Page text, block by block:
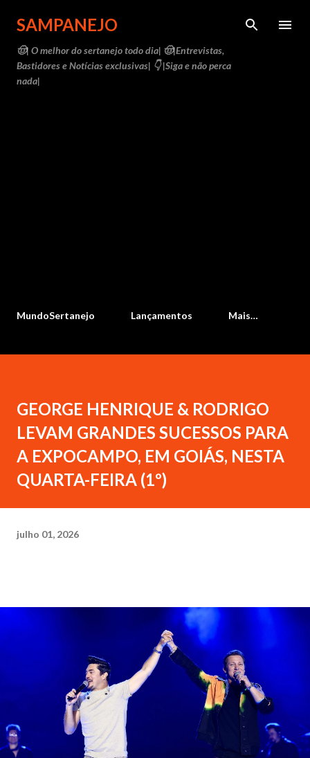
Pular para o conteúdo principal
SAMPANEJO
🤠| O melhor do sertanejo todo dia| 🤠|Entrevistas,
Bastidores e Notícias exclusivas| 👇 |Siga e não perca
nada|
MundoSertanejo Lançamentos Mais…
GEORGE HENRIQUE & RODRIGO
LEVAM GRANDES SUCESSOS PARA
A EXPOCAMPO, EM GOIÁS, NESTA
QUARTA-FEIRA (1º)
julho 01, 2026